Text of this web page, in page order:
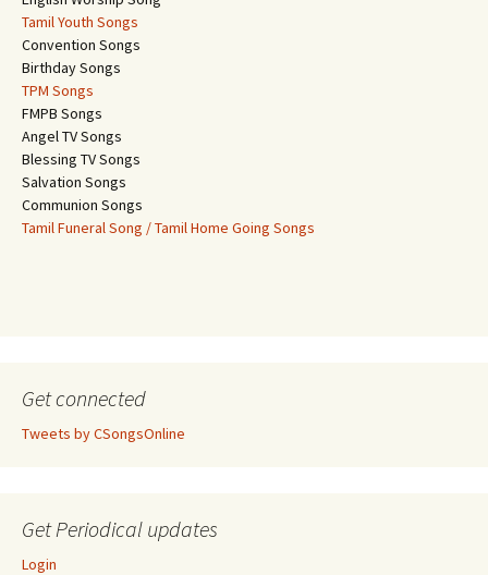
Tamil Youth Songs
Convention Songs
Birthday Songs
TPM Songs
FMPB Songs
Angel TV Songs
Blessing TV Songs
Salvation Songs
Communion Songs
Tamil Funeral Song / Tamil Home Going Songs
Get connected
Tweets by CSongsOnline
Get Periodical updates
Login